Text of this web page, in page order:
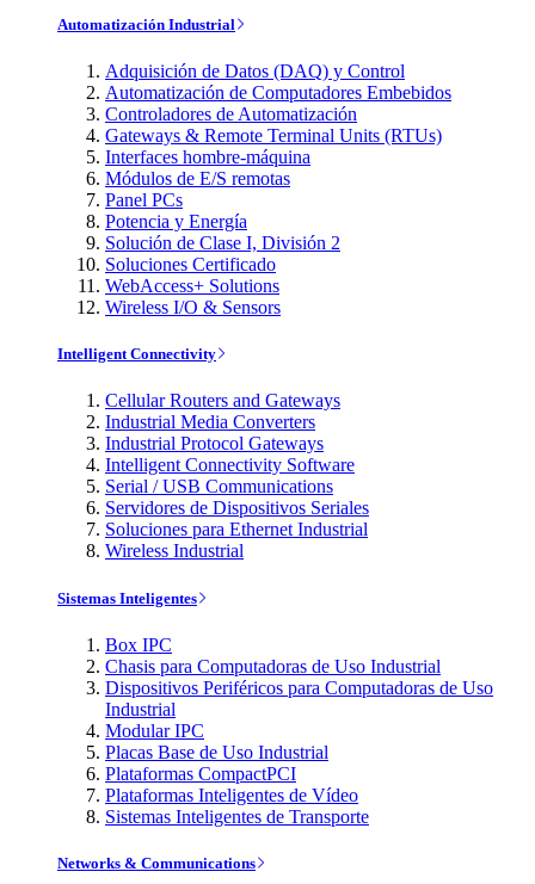
Automatización Industrial
Adquisición de Datos (DAQ) y Control
Automatización de Computadores Embebidos
Controladores de Automatización
Gateways & Remote Terminal Units (RTUs)
Interfaces hombre-máquina
Módulos de E/S remotas
Panel PCs
Potencia y Energía
Solución de Clase I, División 2
Soluciones Certificado
WebAccess+ Solutions
Wireless I/O & Sensors
Intelligent Connectivity
Cellular Routers and Gateways
Industrial Media Converters
Industrial Protocol Gateways
Intelligent Connectivity Software
Serial / USB Communications
Servidores de Dispositivos Seriales
Soluciones para Ethernet Industrial
Wireless Industrial
Sistemas Inteligentes
Box IPC
Chasis para Computadoras de Uso Industrial
Dispositivos Periféricos para Computadoras de Uso
Industrial
Modular IPC
Placas Base de Uso Industrial
Plataformas CompactPCI
Plataformas Inteligentes de Vídeo
Sistemas Inteligentes de Transporte
Networks & Communications